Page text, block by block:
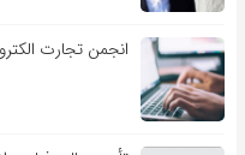
انجمن تجارت